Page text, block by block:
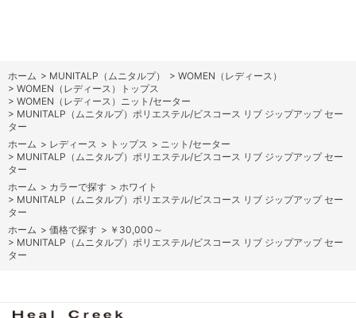
ホーム > MUNITALP（ムニタルプ） > WOMEN（レディース）
> WOMEN（レディース）トップス
> WOMEN（レディース）ニット/セーター
> MUNITALP（ムニタルプ）ポリエステル/ビスコース リブ ジップアップ セー
ター
ホーム > レディース > トップス > ニット/セーター
> MUNITALP（ムニタルプ）ポリエステル/ビスコース リブ ジップアップ セー
ター
ホーム > カラーで探す > ホワイト
> MUNITALP（ムニタルプ）ポリエステル/ビスコース リブ ジップアップ セー
ター
ホーム > 価格で探す > ￥30,000～
> MUNITALP（ムニタルプ）ポリエステル/ビスコース リブ ジップアップ セー
ター